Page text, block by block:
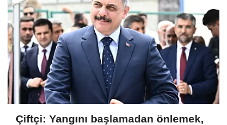
Çiftçi: Yangını başlamadan önlemek,